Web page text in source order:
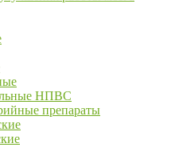
НПВС
препараты